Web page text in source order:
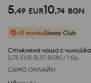
5,49 EUR10,74 BGN
+11 точкиSinsay Club
Стъклена чаша с чинийка
2,75 EUR (5,37 BGN) /1 бр.
САМО ОНЛАЙН